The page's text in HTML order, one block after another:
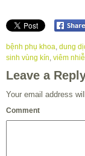
bệnh phụ khoa dung
sinh vùng kín viêm
Leave a
Your email address
Comment